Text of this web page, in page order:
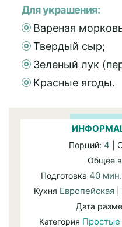
Для украшения:
Вареная
Твердый сыр;
Зеленый лук
Красные ягоды.
Порций: 4 |
Общее
Подготовка 40 мин.
Кухня Европейская
Дата
Категория Простые